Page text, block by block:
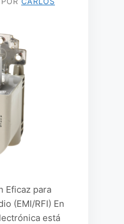
Eficaz para
(EMI/RFI) En
está